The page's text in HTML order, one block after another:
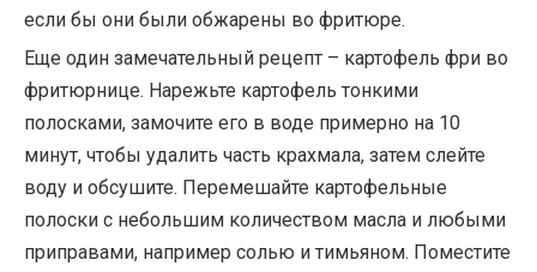
если бы они были обжарены во фритюре.
Еще один замечательный рецепт – картофель фри во
фритюрнице. Нарежьте картофель тонкими
полосками, замочите его в воде примерно на 10
минут, чтобы удалить часть крахмала, затем слейте
воду и обсушите. Перемешайте картофельные
полоски с небольшим количеством масла и любыми
приправами, например солью и тимьяном. Поместите